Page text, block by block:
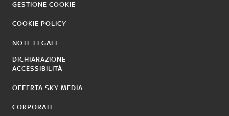
GESTIONE COOKIE
COOKIE POLICY
NOTE LEGALI
DICHIARAZIONE
ACCESSIBILITÀ
OFFERTA SKY MEDIA
CORPORATE